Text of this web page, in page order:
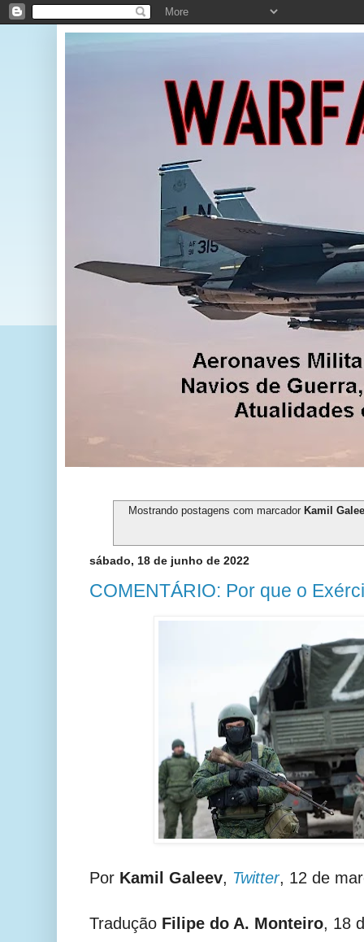
Mostrando postagens com marcador Kamil
sábado, 18 de junho de 2022
COMENTÁRIO: Por que o
Por Kamil Galeev, Twitter, 12 de
Tradução Filipe do A. Monteiro, 18